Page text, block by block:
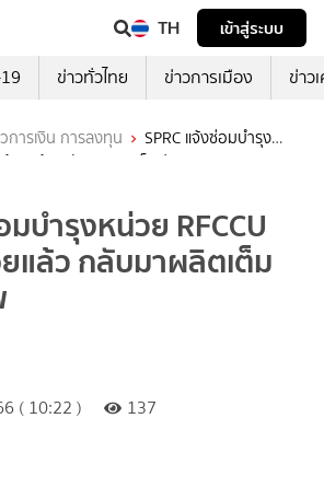
TH
เข้าสู่ระบบ
ข่าวทั่วไทย ข่าวการเมือง ข่าว
การเงิน การลงทุน
SPRC แจ้งซ่อมบำรุง
ร้อยแล้ว กลับมาผลิตเต็มประสิทธิภาพ
มบำรุงหน่วย RFCCU
ยแล้ว กลับมาผลิตเต็ม
( 10:22 )
137